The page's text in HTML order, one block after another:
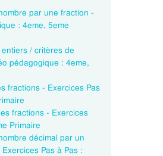
par une fraction -
: 4eme, 5eme
/ critères de
pédagogique : 4eme,
fractions - Exercices Pas
fractions - Exercices
Primaire
décimal par un
Pas à Pas :